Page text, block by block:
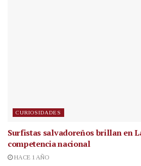
CURIOSIDADES
Surfistas salvadoreños brillan en
competencia nacional
HACE 1 AÑO